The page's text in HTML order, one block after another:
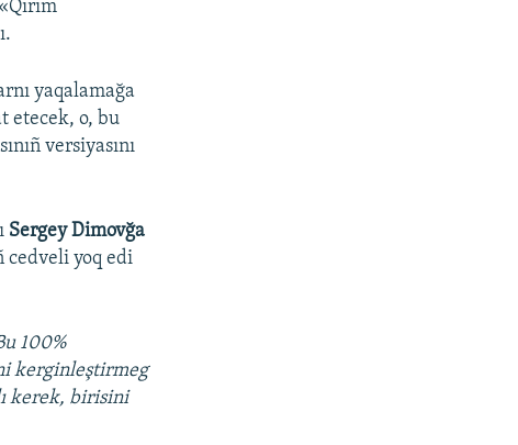
yaqalamağa
etecek, o, bu
versiyasını
Sergey Dimovğa
cedveli yoq edi
100%
kerginleştirmeg
kerek, birisini